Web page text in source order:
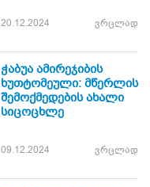
20.12.2024 ვრცლად
ჭაბუა ამირეჯიბის
ხუთტომეული: მწერლის
შემოქმედების ახალი
სიცოცხლე
09.12.2024 ვრცლად